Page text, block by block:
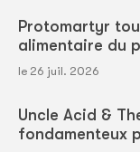
Protomartyr
alimentaire du
le 26 juil. 2026
Uncle Acid &
fondamenteux